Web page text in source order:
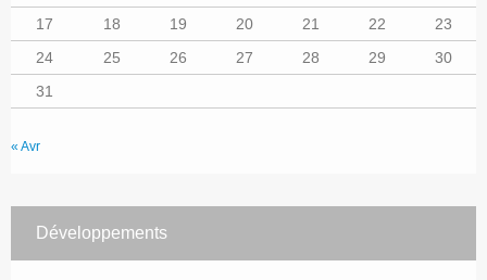
17
18 19 20 21 22
23
24
25 26 27 28 29
30
31
« Avr
Développements